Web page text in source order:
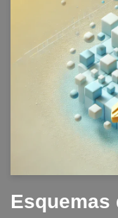
Esquemas